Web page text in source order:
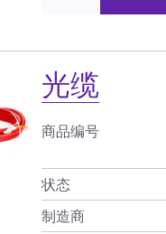
光缆
商品编号
状态
制造商